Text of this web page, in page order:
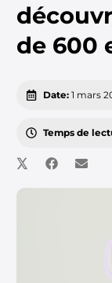
de 600
Date:1 mars
Temps de